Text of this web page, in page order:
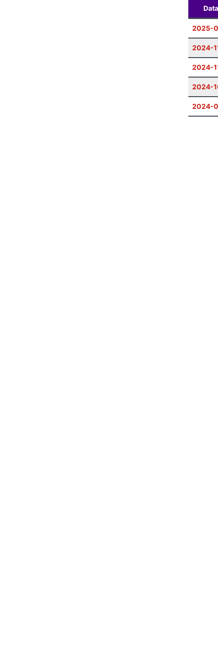
Data
2025-
2024-
2024-
2024-
2024-